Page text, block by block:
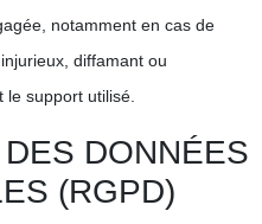
notamment en cas de
diffamant ou
support utilisé.
DONNÉES
(RGPD)